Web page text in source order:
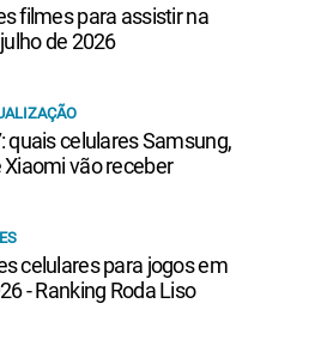
filmes para assistir na
de 2026
quais celulares Samsung,
vão receber
celulares para jogos em
- Ranking Roda Liso